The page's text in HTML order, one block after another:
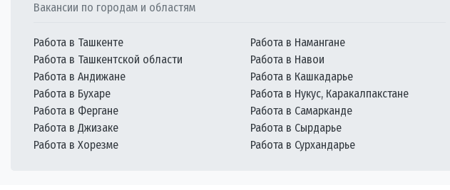
Вакансии по городам и областям
Работа в Ташкенте
Работа в Ташкентской области
Работа в Андижане
Работа в Бухаре
Работа в Фергане
Работа в Джизаке
Работа в Хорезме
Работа в Намангане
Работа в Навои
Работа в Кашкадарье
Работа в Нукус, Каракалпакстане
Работа в Самарканде
Работа в Сырдарье
Работа в Сурхандарье